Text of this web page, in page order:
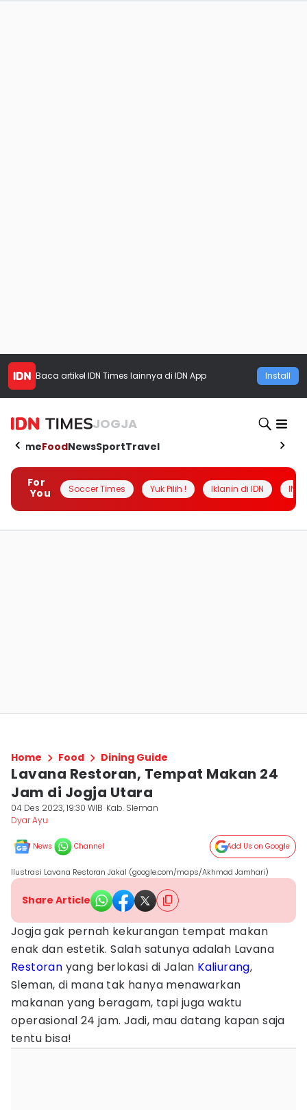
Baca artikel IDN Times lainnya di IDN App Install
JOGJA
HomeFoodNewsSportTravel
For
You
Soccer Times Yuk Pilih ! Iklanin di IDN
Home Food Dining Guide
Lavana Restoran, Tempat Makan 24
Jam di Jogja Utara
04 Des 2023, 19:30 WIB Kab. Sleman
Dyar Ayu
News Channel Add Us on Google
Ilustrasi Lavana Restoran Jakal (google.com/maps/Akhmad Jamhari)
Share Article
Jogja gak pernah kekurangan tempat makan
enak dan estetik. Salah satunya adalah Lavana
Restoran yang berlokasi di Jalan Kaliurang,
Sleman, di mana tak hanya menawarkan
makanan yang beragam, tapi juga waktu
operasional 24 jam. Jadi, mau datang kapan saja
tentu bisa!